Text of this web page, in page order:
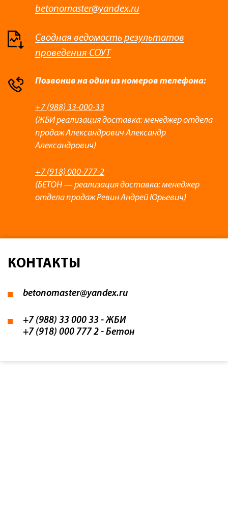
betonomaster@yandex.ru
Сводная ведомость результатов
проведения СОУТ
Позвонив на один из номеров телефона:
+7 (988) 33-000-33
(ЖБИ реализация доставка: менеджер отдела
продаж Александрович Александр
Александрович)
+7 (918) 000-777-2
(БЕТОН — реализация доставка: менеджер
отдела продаж Ревин Андрей Юрьевич)
КОНТАКТЫ
betonomaster@yandex.ru
+7 (988) 33 000 33 - ЖБИ
+7 (918) 000 777 2 - Бетон